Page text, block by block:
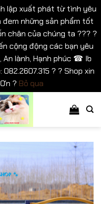
lập xuất phát từ tình yêu
những sản phẩm tốt
chân của chúng ta ??? ?
cộng động các bạn yêu
An lành, Hạnh phúc ☎ Ib
? ? Shop xin
? Bỏ qua